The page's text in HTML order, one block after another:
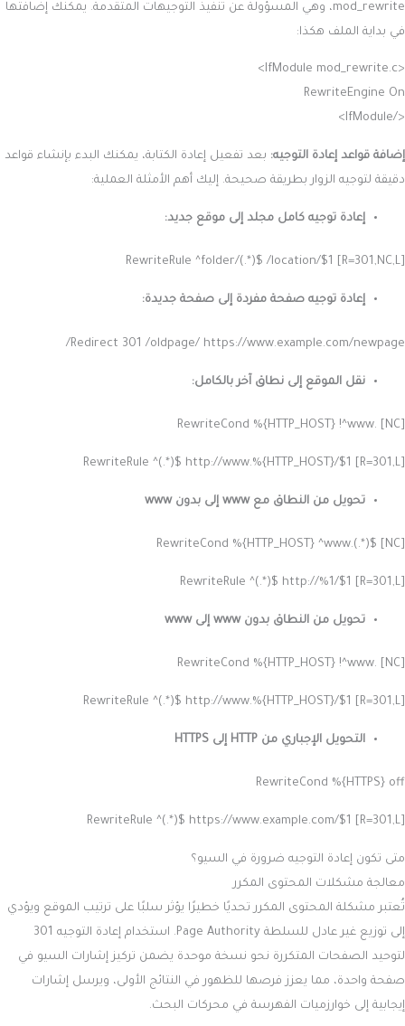
mod_rewrite، وهي المسؤولة عن تنفيذ التوجيهات المتقدمة. يمكنك إضافتها
في بداية الملف هكذا:
<IfModule mod_rewrite.c>
RewriteEngine On
</IfModule>
إضافة قواعد إعادة التوجيه: بعد تفعيل إعادة الكتابة، يمكنك البدء بإنشاء قواعد
دقيقة لتوجيه الزوار بطريقة صحيحة. إليك أهم الأمثلة العملية:
إعادة توجيه كامل مجلد إلى موقع جديد:
RewriteRule ^folder/(.*)$ /location/$1 [R=301,NC,L]
إعادة توجيه صفحة مفردة إلى صفحة جديدة:
Redirect 301 /oldpage/ https://www.example.com/newpage/
نقل الموقع إلى نطاق آخر بالكامل:
RewriteCond %{HTTP_HOST} !^www. [NC]
RewriteRule ^(.*)$ http://www.%{HTTP_HOST}/$1 [R=301,L]
تحويل من النطاق مع www إلى بدون www
RewriteCond %{HTTP_HOST} ^www.(.*)$ [NC]
RewriteRule ^(.*)$ http://%1/$1 [R=301,L]
تحويل من النطاق بدون www إلى www
RewriteCond %{HTTP_HOST} !^www. [NC]
RewriteRule ^(.*)$ http://www.%{HTTP_HOST}/$1 [R=301,L]
التحويل الإجباري من HTTP إلى HTTPS
RewriteCond %{HTTPS} off
RewriteRule ^(.*)$ https://www.example.com/$1 [R=301,L]
متى تكون إعادة التوجيه ضرورة في السيو؟
معالجة مشكلات المحتوى المكرر
تُعتبر مشكلة المحتوى المكرر تحديًا خطيرًا يؤثر سلبًا على ترتيب الموقع ويؤدي
إلى توزيع غير عادل للسلطة Page Authority. استخدام إعادة التوجيه 301
لتوحيد الصفحات المتكررة نحو نسخة موحدة يضمن تركيز إشارات السيو في
صفحة واحدة، مما يعزز فرصها للظهور في النتائج الأولى، ويرسل إشارات
إيجابية إلى خوارزميات الفهرسة في محركات البحث.